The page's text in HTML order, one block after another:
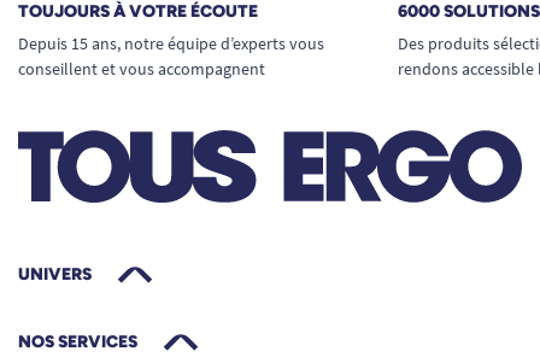
textile douce, proche d’un sous-vêtement
classique. Il améliore le confort au quotidien.
l’utilisateur.
slip absorbant Pants Maxi Lille M
TOUJOURS À VOTRE ÉCOUTE
Depuis 15 ans, notre équipe d’experts vous
conseillent et vous accompagnent
6000
Des produits
rendons
UNIVERS
NOS SERVICES